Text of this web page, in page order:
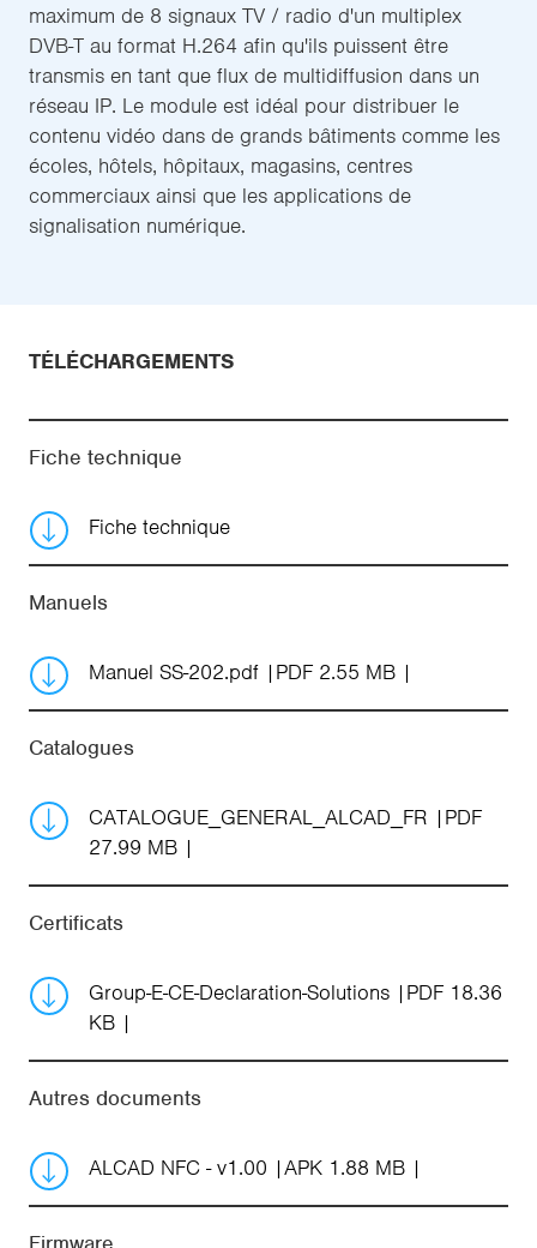
maximum de 8 signaux TV / radio d'un multiplex
DVB-T au format H.264 afin qu'ils puissent être
transmis en tant que flux de multidiffusion dans un
réseau IP. Le module est idéal pour distribuer le
contenu vidéo dans de grands bâtiments comme les
écoles, hôtels, hôpitaux, magasins, centres
commerciaux ainsi que les applications de
signalisation numérique.
TÉLÉCHARGEMENTS
Fiche technique
Fiche technique
Manuels
Manuel SS-202.pdf PDF 2.55 MB
Catalogues
CATALOGUE_GENERAL_ALCAD_FR
PDF
27.99 MB
Certificats
Group-E-CE-Declaration-Solutions
PDF 18.36
KB
Autres documents
ALCAD NFC - v1.00 APK 1.88 MB